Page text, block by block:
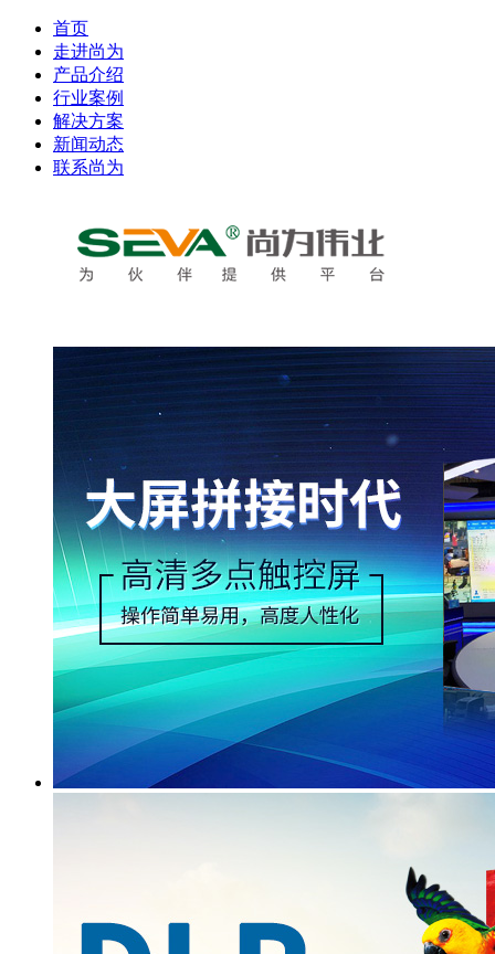
首页
走进尚为
产品介绍
行业案例
解决方案
新闻动态
联系尚为